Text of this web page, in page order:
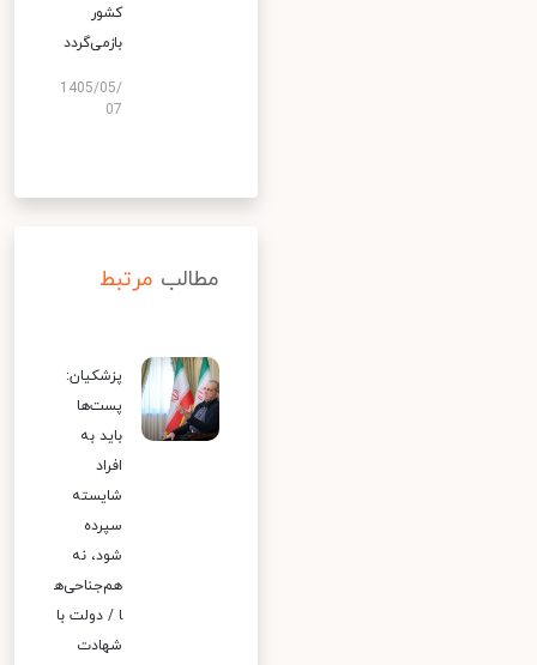
کشور
بازمی‌گردد
1405/05/
07
مطالب مرتبط
پزشکیان:
پست‌ها
باید به
افراد
شایسته
سپرده
شود، نه
هم‌جناحی‌ه
ا / دولت با
شهادت